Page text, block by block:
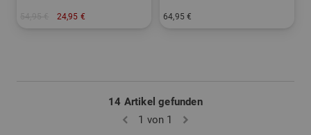
24,95 € 64,95 €
14 Artikel gefunden
1 von 1